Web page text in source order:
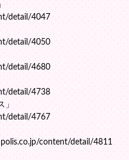
detail/4047
detail/4050
detail/4680
detail/4738
」
detail/4767
content/detail/4811